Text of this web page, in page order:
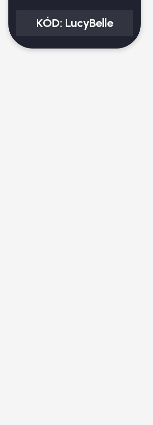
KÓD: LucyBelle